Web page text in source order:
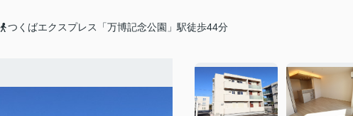
つくばエクスプレス「万博記念公園」駅徒歩44分